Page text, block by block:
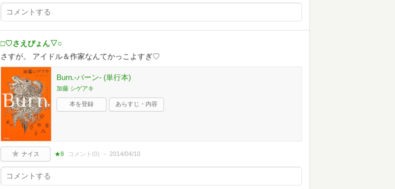
□♡さえぴょん▽○
さすが。 アイドル＆作家なんてかっこよすぎ♡
Burn.‐バーン‐ (単行本)
加藤 シゲアキ
本を登録 あらすじ・内容
ナイス ★8 コメント(0) 2014/04/10